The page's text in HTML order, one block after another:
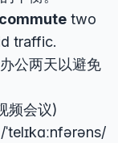
two
traffic.
公两天以避免
频会议)